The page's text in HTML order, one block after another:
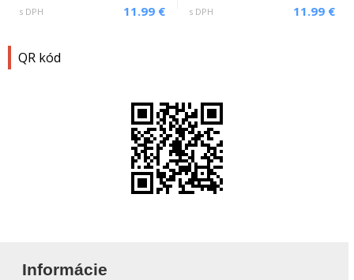
s DPH 11.99 € s DPH 11.99 €
QR kód
Informácie